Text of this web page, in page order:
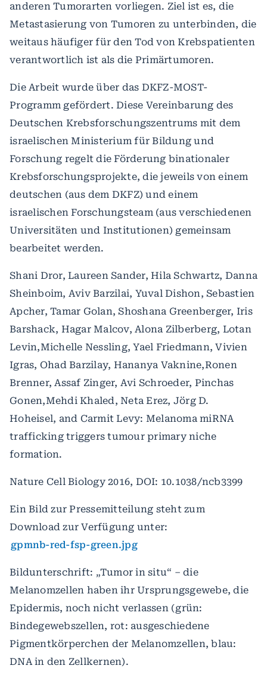
anderen Tumorarten vorliegen. Ziel ist es, die
Metastasierung von Tumoren zu unterbinden, die
weitaus häufiger für den Tod von Krebspatienten
verantwortlich ist als die Primärtumoren.
Die Arbeit wurde über das DKFZ-MOST-
Programm gefördert. Diese Vereinbarung des
Deutschen Krebsforschungszentrums mit dem
israelischen Ministerium für Bildung und
Forschung regelt die Förderung binationaler
Krebsforschungsprojekte, die jeweils von einem
deutschen (aus dem DKFZ) und einem
israelischen Forschungsteam (aus verschiedenen
Universitäten und Institutionen) gemeinsam
bearbeitet werden.
Shani Dror, Laureen Sander, Hila Schwartz, Danna
Sheinboim, Aviv Barzilai, Yuval Dishon, Sebastien
Apcher, Tamar Golan, Shoshana Greenberger, Iris
Barshack, Hagar Malcov, Alona Zilberberg, Lotan
Levin,Michelle Nessling, Yael Friedmann, Vivien
Igras, Ohad Barzilay, Hananya Vaknine,Ronen
Brenner, Assaf Zinger, Avi Schroeder, Pinchas
Gonen,Mehdi Khaled, Neta Erez, Jörg D.
Hoheisel, and Carmit Levy: Melanoma miRNA
trafficking triggers tumour primary niche
formation.
Nature Cell Biology 2016, DOI: 10.1038/ncb3399
Ein Bild zur Pressemitteilung steht zum
Download zur Verfügung unter:
gpmnb-red-fsp-green.jpg
Bildunterschrift: „Tumor in situ“ – die
Melanomzellen haben ihr Ursprungsgewebe, die
Epidermis, noch nicht verlassen (grün:
Bindegewebszellen, rot: ausgeschiedene
Pigmentkörperchen der Melanomzellen, blau:
DNA in den Zellkernen).